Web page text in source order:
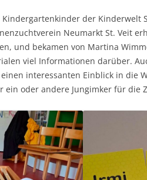
der Kinderwelt
Neumarkt St. Veit
und bekamen von Martina
viel Informationen darüber.
interessanten Einblick in die
ein oder andere Jungimker für die